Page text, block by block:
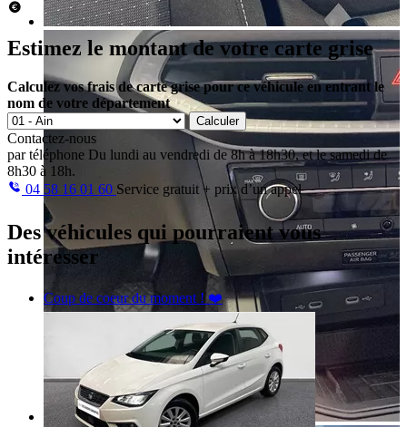
Estimez le montant de votre carte grise
Calculez vos frais de carte grise pour ce véhicule en entrant le
nom de votre département
Calculer
Contactez-nous
par téléphone Du lundi au vendredi de 8h à 18h30, et le samedi de
8h30 à 18h.
04 58 16 01 60 Service gratuit + prix d’un appel
Des véhicules qui pourraient vous
intéresser
Coup de coeur du moment ! ❤️